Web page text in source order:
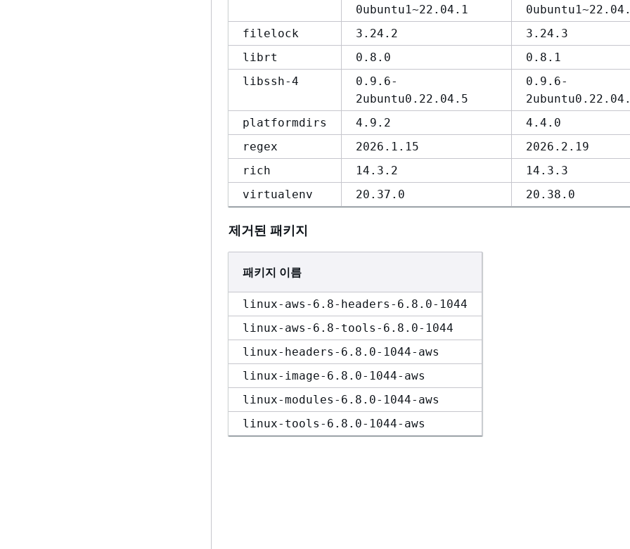
0ubuntu1~22.04.1
filelock
3.24.2
3.24.3
librt
0.8.0
0.8.1
libssh-4
0.9.6-
2ubuntu0.22.04.5
0.9.6-
platformdirs
4.9.2
4.4.0
regex
2026.1.15
2026.2.19
rich
14.3.2
14.3.3
virtualenv
20.37.0 20.38.0
제거된 패키지
패키지 이름
linux-aws-6.8-headers-6.8.0-1044
linux-aws-6.8-tools-6.8.0-1044
linux-headers-6.8.0-1044-aws
linux-image-6.8.0-1044-aws
linux-modules-6.8.0-1044-aws
linux-tools-6.8.0-1044-aws